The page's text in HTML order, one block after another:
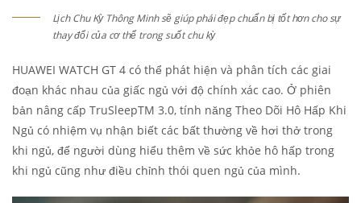
Lịch Chu Kỳ Thông Minh sẽ giúp phái đẹp chuẩn bị tốt hơn cho sự
thay đổi của cơ thể trong suốt chu kỳ
HUAWEI WATCH GT 4 có thể phát hiện và phân tích các giai
đoạn khác nhau của giấc ngủ với độ chính xác cao. Ở phiên
bản nâng cấp TruSleepTM 3.0, tính năng Theo Dõi Hô Hấp Khi
Ngủ có nhiệm vụ nhận biết các bất thường về hơi thở trong
khi ngủ, để người dùng hiểu thêm về sức khỏe hô hấp trong
khi ngủ cũng như điều chỉnh thói quen ngủ của mình.